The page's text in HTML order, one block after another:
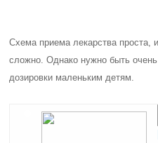
Схема приема лекарства проста,
сложно. Однако нужно быть
дозировки маленьким детям.